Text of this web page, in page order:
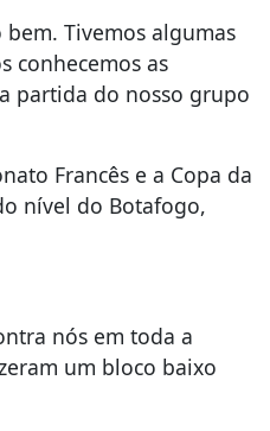
Tivemos algumas
conhecemos as
partida do nosso grupo
Francês e a Copa da
nível do Botafogo,
nós em toda a
um bloco baixo